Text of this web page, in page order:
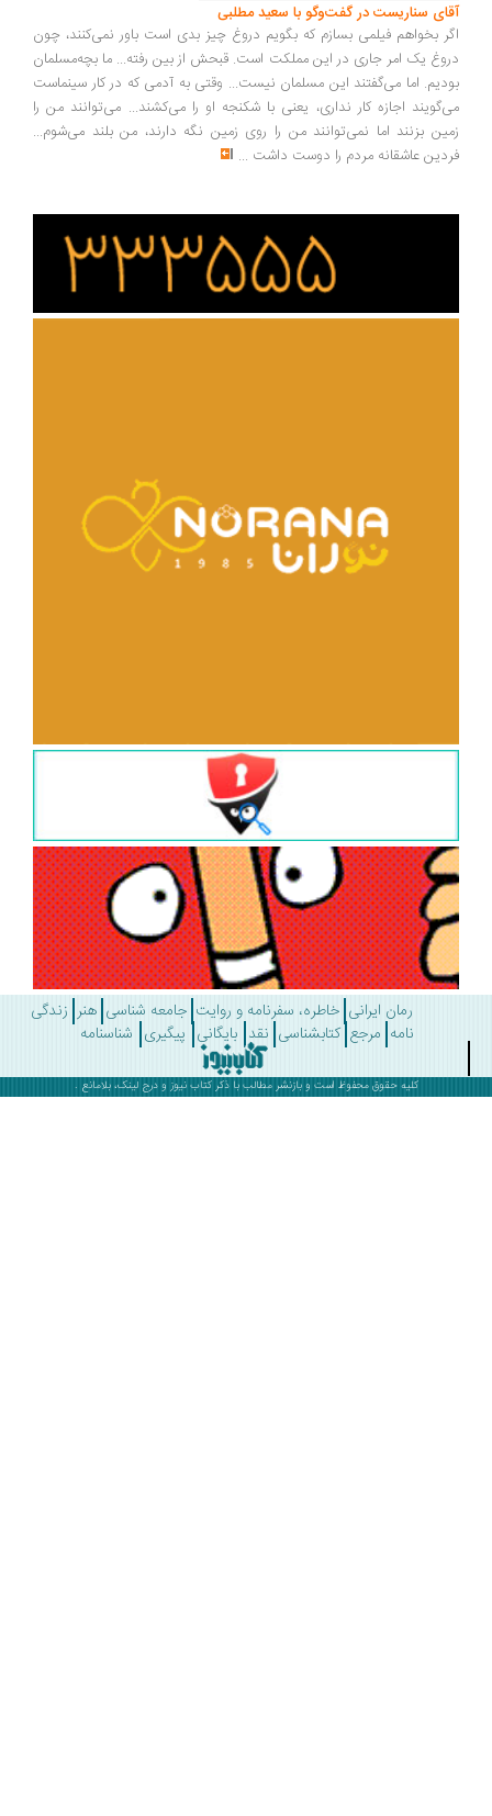
سناریست در گفت‌وگو با سعید مطلبی
بخواهم فیلمی بسازم که بگویم دروغ چیز بدی است باور نمی‌کنند، چون
یک امر جاری در این مملکت است. قبحش از بین رفته... ما بچه‌مسلمان
اما می‌گفتند این مسلمان نیست... وقتی به آدمی که در کار سینماست
اجازه کار نداری، یعنی با شکنجه او را می‌کشند... می‌توانند من را
بزنند اما نمی‌توانند من را روی زمین نگه دارند، من بلند می‌شوم...
عاشقانه مردم را دوست داشت ...
رمان ایرانی خاطره، سفرنامه و روایت جامعه شناسی هنر زندگی
مرجع کتابشناسی نقد بایگانی پیگیری شناسنامه
کلیه حقوق محفوظ است و بازنشر مطالب با ذکرکتاب نیوزو درج لینک، بلامانع .